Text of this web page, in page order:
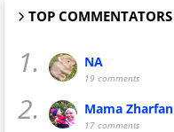
TOP COMMENTATORS
1. NA
19 comments
2. Mama Zharfan
17 comments